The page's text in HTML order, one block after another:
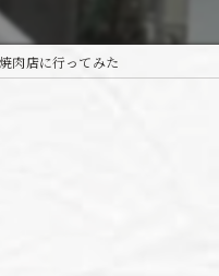
肉店に行ってみた